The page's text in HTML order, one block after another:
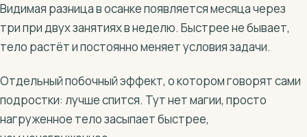
Видимая разница в осанке появляется месяца через
три при двух занятиях в неделю. Быстрее не бывает,
тело растёт и постоянно меняет условия задачи.
Отдельный побочный эффект, о котором говорят сами
подростки: лучше спится. Тут нет магии, просто
нагруженное тело засыпает быстрее,